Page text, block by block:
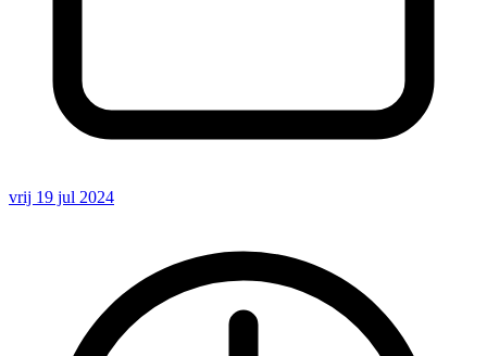
vrij 19 jul 2024